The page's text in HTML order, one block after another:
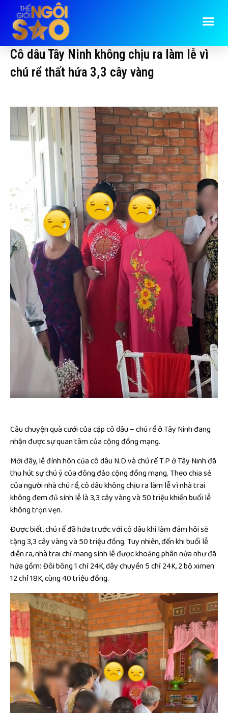
Cô dâu Tây Ninh không chịu ra làm lễ vì
chú rể thất hứa 3,3 cây vàng
Câu chuyện quà cưới của cặp cô dâu – chú rể ở Tây Ninh đang
nhận được sự quan tâm của cộng đồng mạng.
Mới đây, lễ đính hôn của cô dâu N.D và chú rể T.P ở Tây Ninh đã
thu hút sự chú ý của đông đảo cộng đồng mạng. Theo chia sẻ
của người nhà chú rể, cô dâu không chịu ra làm lễ vì nhà trai
không đem đủ sính lễ là 3,3 cây vàng và 50 triệu khiến buổi lễ
không trọn vẹn.
Được biết, chú rể đã hứa trước với cô dâu khi làm đám hỏi sẽ
tặng 3,3 cây vàng và 50 triệu đồng. Tuy nhiên, đến khi buổi lễ
diễn ra, nhà trai chỉ mang sính lễ được khoảng phân nửa như đã
hứa gồm: Đôi bông 1 chỉ 24K, dây chuyền 5 chỉ 24K, 2 bộ ximen
12 chỉ 18K, cùng 40 triệu đồng.